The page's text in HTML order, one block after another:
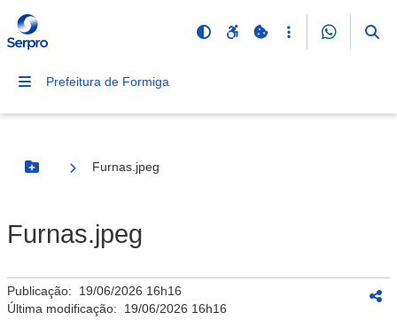
Prefeitura de Formiga
Botão Menu
Furnas.jpeg
Furnas.jpeg
Publicação: 19/06/2026 16h16
Última modificação: 19/06/2026 16h16